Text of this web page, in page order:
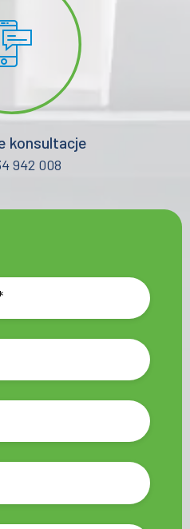
konsultacje
942 008